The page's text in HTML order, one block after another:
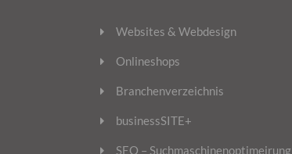
Websites & Webdesign
Onlineshops
Branchenverzeichnis
businessSITE+
SEO – Suchmaschinenoptimeirung